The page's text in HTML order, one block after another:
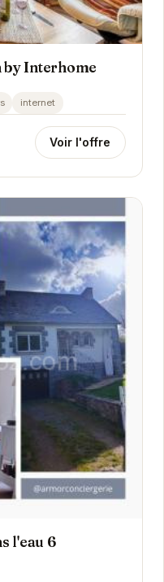
by Interhome
internet
Voir l'offre
l'eau 6